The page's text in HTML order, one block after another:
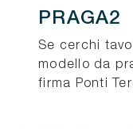
PRAGA2
Se cerchi
modello da
firma Ponti